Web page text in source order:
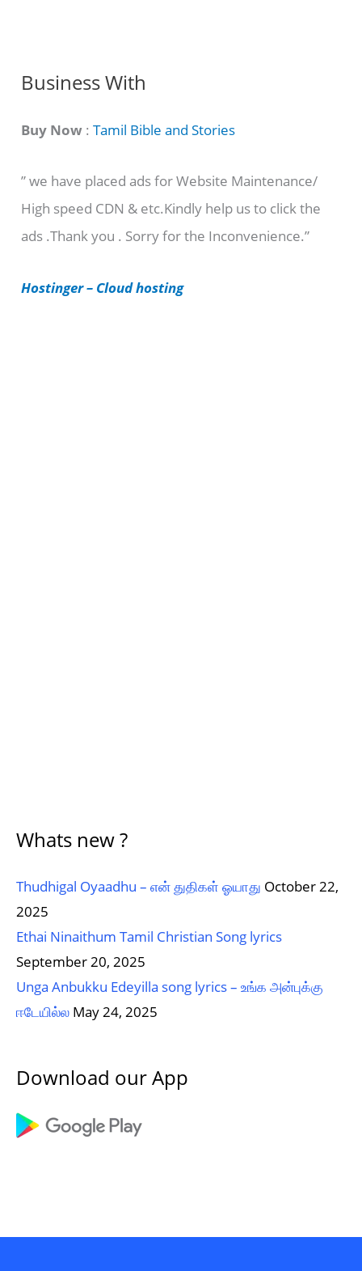
C
t
g
o
r
e
Business With
Buy Now :Tamil Bible and Stories
” we have placed ads for Website Maintenance/
High speed CDN & etc.Kindly help us to click the
ads .Thank you . Sorry for the Inconvenience.”
Hostinger – Cloud hosting
Whats new ?
Thudhigal Oyaadhu – என் துதிகள் ஓயாது October 22,
2025
Ethai Ninaithum Tamil Christian Song lyrics
September 20, 2025
Unga Anbukku Edeyilla song lyrics – உங்க அன்புக்கு
ஈடேயில்ல May 24, 2025
Download our App